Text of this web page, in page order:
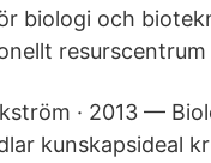
biologi och
· 2013 —
kunskapsideal